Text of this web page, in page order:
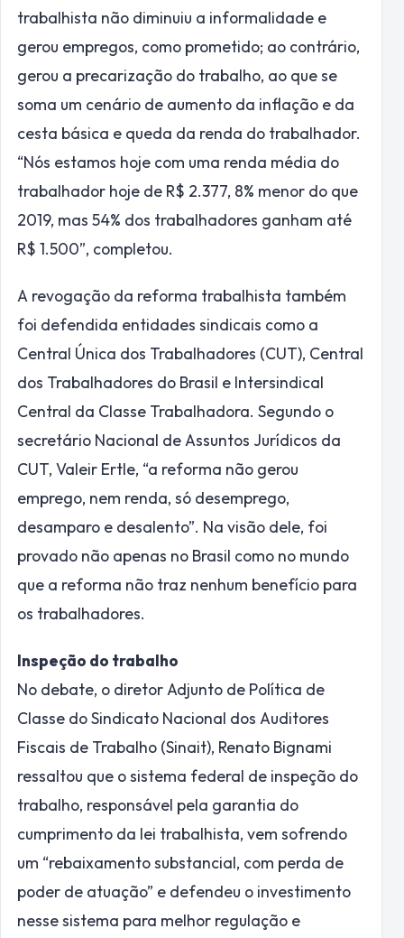
trabalhista não diminuiu a informalidade e
gerou empregos, como prometido; ao contrário,
gerou a precarização do trabalho, ao que se
soma um cenário de aumento da inflação e da
cesta básica e queda da renda do trabalhador.
“Nós estamos hoje com uma renda média do
trabalhador hoje de R$ 2.377, 8% menor do que
2019, mas 54% dos trabalhadores ganham até
R$ 1.500”, completou.
A revogação da reforma trabalhista também
foi defendida entidades sindicais como a
Central Única dos Trabalhadores (CUT), Central
dos Trabalhadores do Brasil e Intersindical
Central da Classe Trabalhadora. Segundo o
secretário Nacional de Assuntos Jurídicos da
CUT, Valeir Ertle, “a reforma não gerou
emprego, nem renda, só desemprego,
desamparo e desalento”. Na visão dele, foi
provado não apenas no Brasil como no mundo
que a reforma não traz nenhum benefício para
os trabalhadores.
Inspeção do trabalho
No debate, o diretor Adjunto de Política de
Classe do Sindicato Nacional dos Auditores
Fiscais de Trabalho (Sinait), Renato Bignami
ressaltou que o sistema federal de inspeção do
trabalho, responsável pela garantia do
cumprimento da lei trabalhista, vem sofrendo
um “rebaixamento substancial, com perda de
poder de atuação” e defendeu o investimento
nesse sistema para melhor regulação e